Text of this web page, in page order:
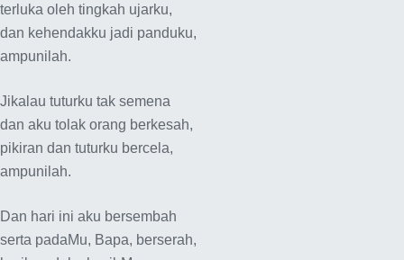
terluka oleh tingkah ujarku,
dan kehendakku jadi panduku,
ampunilah.
Jikalau tuturku tak semena
dan aku tolak orang berkesah,
pikiran dan tuturku bercela,
ampunilah.
Dan hari ini aku bersembah
serta padaMu, Bapa, berserah,